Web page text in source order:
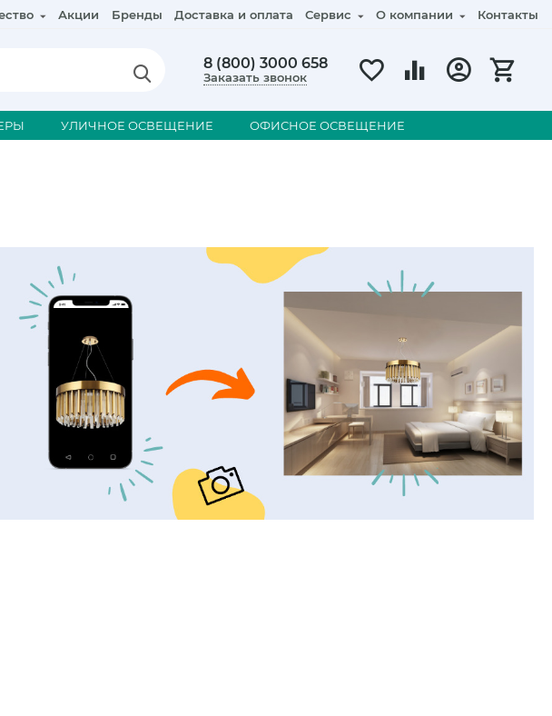
Акции Бренды Доставка и оплата Сервис О компании Контакты
8 (800) 3000 658
Заказать звонок
УЛИЧНОЕ ОСВЕЩЕНИЕ ОФИСНОЕ ОСВЕЩЕНИЕ